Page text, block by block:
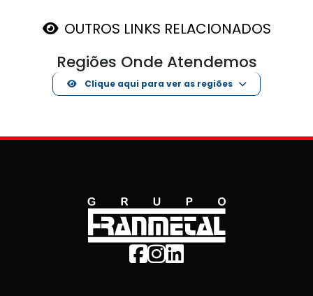
OUTROS LINKS RELACIONADOS
Regiões Onde Atendemos
Clique aqui para ver as regiões